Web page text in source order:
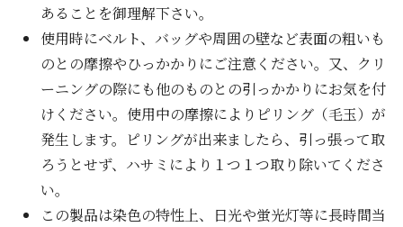
あることを御理解下さい。
使用時にベルト、バッグや周囲の壁など表面の粗いも
のとの摩擦やひっかかりにご注意ください。又、クリ
ーニングの際にも他のものとの引っかかりにお気を付
けください。使用中の摩擦によりピリング（毛玉）が
発生します。ピリングが出来ましたら、引っ張って取
ろうとせず、ハサミにより１つ１つ取り除いてくださ
い。
この製品は染色の特性上、日光や蛍光灯等に長時間当